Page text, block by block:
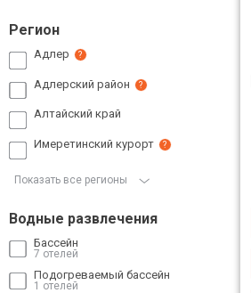
Регион
Адлер ?
Адлерский район ?
Алтайский край
Имеретинский курорт ?
Показать все регионы
Водные развлечения
Бассейн
7 отелей
Подогреваемый бассейн
1 отелей